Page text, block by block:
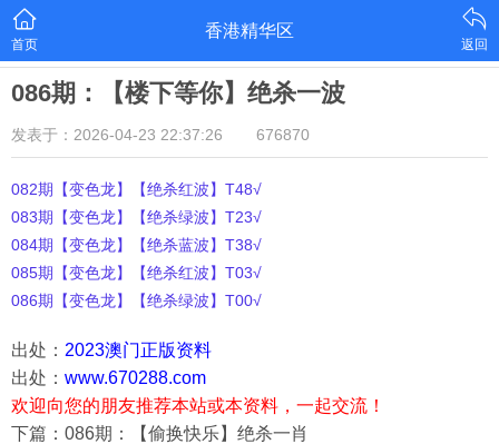
首页
香港精华区
返回
086期：【楼下等你】绝杀一波
发表于：2026-04-23 22:37:26 676870
082期【变色龙】【绝杀红波】T48√
083期【变色龙】【绝杀绿波】T23√
084期【变色龙】【绝杀蓝波】T38√
085期【变色龙】【绝杀红波】T03√
086期【变色龙】【绝杀绿波】T00√
出处： 2023澳门正版资料
出处： www.670288.com
欢迎向您的朋友推荐本站或本资料，一起交流！
下篇：086期：【偷换快乐】绝杀一肖